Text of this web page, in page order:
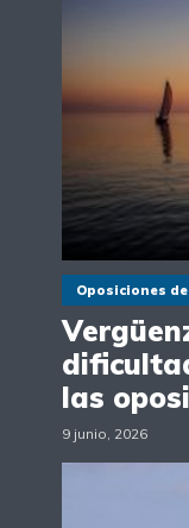
Oposiciones
las
9 junio, 2026